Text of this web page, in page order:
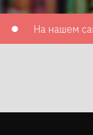
вы можете